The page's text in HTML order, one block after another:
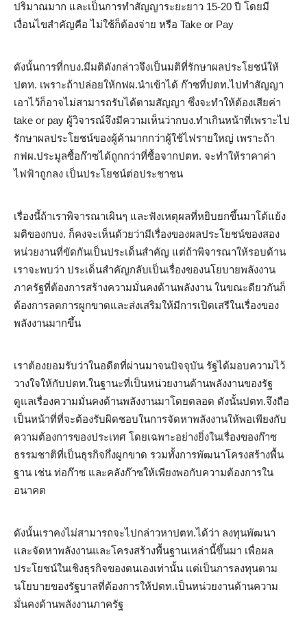
ปริมาณมาก และเป็นการทำสัญญาระยะยาว 15-20 ปี โดยมี
เงื่อนไขสำคัญคือ ไม่ใช้ก็ต้องจ่าย หรือ Take or Pay
ดังนั้นการที่กบง.มีมติดังกล่าวจึงเป็นมติที่รักษาผลประโยชน์ให้
ปตท. เพราะถ้าปล่อยให้กฟผ.นำเข้าได้ ก๊าซที่ปตท.ไปทำสัญญา
เอาไว้ก็อาจไม่สามารถรับได้ตามสัญญา ซึ่งจะทำให้ต้องเสียค่า
take or pay ผู้วิจารณ์จึงมีความเห็นว่ากบง.ทำเกินหน้าที่เพราะไป
รักษาผลประโยชน์ของผู้ค้ามากกว่าผู้ใช้ไฟรายใหญ่ เพราะถ้า
กฟผ.ประมูลซื้อก๊าซได้ถูกกว่าที่ซื้อจากปตท. จะทำให้ราคาค่า
ไฟฟ้าถูกลง เป็นประโยชน์ต่อประชาชน
เรื่องนี้ถ้าเราพิจารณาเผินๆ และฟังเหตุผลที่หยิบยกขึ้นมาโต้แย้ง
มติของกบง. ก็คงจะเห็นด้วยว่ามีเรื่องของผลประโยชน์ของสอง
หน่วยงานที่ขัดกันเป็นประเด็นสำคัญ แต่ถ้าพิจารณาให้รอบด้าน
เราจะพบว่า ประเด็นสำคัญกลับเป็นเรื่องของนโยบายพลังงาน
ภาครัฐที่ต้องการสร้างความมั่นคงด้านพลังงาน ในขณะดียวกันก็
ต้องการลดการผูกขาดและส่งเสริมให้มีการเปิดเสรีในเรื่องของ
พลังงานมากขึ้น
เราต้องยอมรับว่าในอดีตที่ผ่านมาจนปัจจุบัน รัฐได้มอบความไว้
วางใจให้กับปตท.ในฐานะที่เป็นหน่วยงานด้านพลังงานของรัฐ
ดูแลเรื่องความมั่นคงด้านพลังงานมาโดยตลอด ดังนั้นปตท.จึงถือ
เป็นหน้าที่ที่จะต้องรับผิดชอบในการจัดหาพลังงานให้พอเพียงกับ
ความต้องการของประเทศ โดยเฉพาะอย่างยิ่งในเรื่องของก๊าซ
ธรรมชาติที่เป็นธุรกิจกึ่งผูกขาด รวมทั้งการพัฒนาโครงสร้างพื้น
ฐาน เช่น ท่อก๊าซ และคลังก๊าซให้เพียงพอกับความต้องการใน
อนาคต
ดังนั้นเราคงไม่สามารถจะไปกล่าวหาปตท.ได้ว่า ลงทุนพัฒนา
และจัดหาพลังงานและโครงสร้างพื้นฐานเหล่านี้ขึ้นมา เพื่อผล
ประโยชน์ในเชิงธุรกิจของตนเองเท่านั้น แต่เป็นการลงทุนตาม
นโยบายของรัฐบาลที่ต้องการให้ปตท.เป็นหน่วยงานด้านความ
มั่นคงด้านพลังงานภาครัฐ